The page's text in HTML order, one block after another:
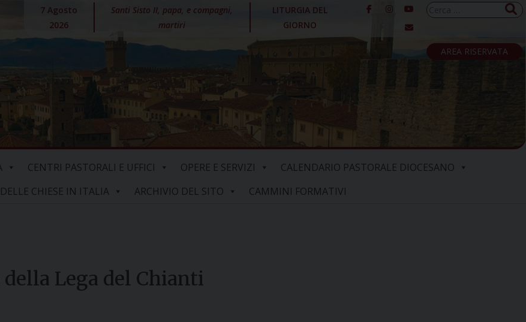
7 Agosto
2026
Santi Sisto II, papa, e compagni,
martiri
LITURGIA DEL
GIORNO
Ricerca
AREA RISERVATA
CENTRI PASTORALI E UFFICI OPERE E SERVIZI
CALENDARIO PASTORALE DIOCESANO
CHIESE IN ITALIA
ARCHIVIO DEL SITO CAMMINI FORMATIVI
Lega del Chianti